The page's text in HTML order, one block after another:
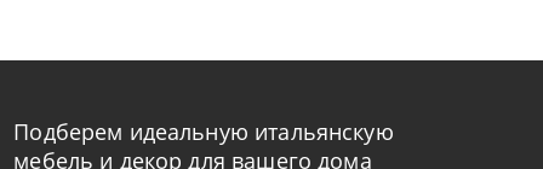
от
Noctis
Подберем идеальную итальянскую
мебель и декор для вашего дома